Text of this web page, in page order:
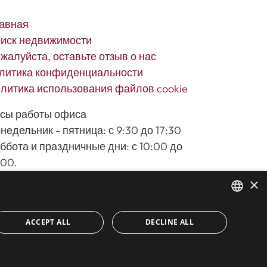
недвижимости
оставьте отзыв о нас
конфиденциальности
использования файлов cookie
работы офиса
- пятница: с 9:30 до 17:30
и праздничные дни: с 10:00 до
ENGLISH
×
ACCEPT ALL DECLINE ALL